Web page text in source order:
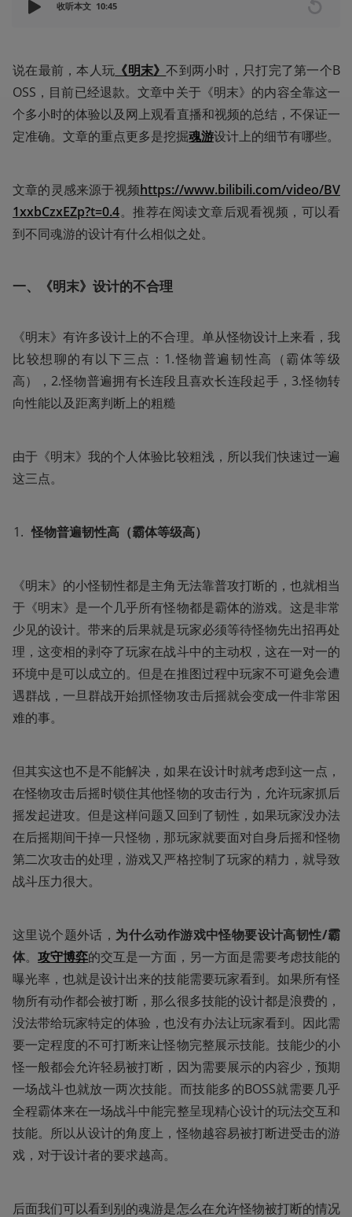
收听本文 10:45
说在最前，本人玩 《明末》不到两小时，只打完了第一个B
OSS，目前已经退款。文章中关于《明末》的内容全靠这一
个多小时的体验以及网上观看直播和视频的总结，不保证一
定准确。文章的重点更多是挖掘魂游设计上的细节有哪些。
文章的灵感来源于视频https://www.bilibili.com/video/BV
1xxbCzxEZp?t=0.4。推荐在阅读文章后观看视频，可以看
到不同魂游的设计有什么相似之处。
一、《明末》设计的不合理
《明末》有许多设计上的不合理。单从怪物设计上来看，我
比较想聊的有以下三点：1.怪物普遍韧性高（霸体等级
高），2.怪物普遍拥有长连段且喜欢长连段起手，3.怪物转
向性能以及距离判断上的粗糙
由于《明末》我的个人体验比较粗浅，所以我们快速过一遍
这三点。
怪物普遍韧性高（霸体等级高）
《明末》的小怪韧性都是主角无法靠普攻打断的，也就相当
于《明末》是一个几乎所有怪物都是霸体的游戏。这是非常
少见的设计。带来的后果就是玩家必须等待怪物先出招再处
理，这变相的剥夺了玩家在战斗中的主动权，这在一对一的
环境中是可以成立的。但是在推图过程中玩家不可避免会遭
遇群战，一旦群战开始抓怪物攻击后摇就会变成一件非常困
难的事。
但其实这也不是不能解决，如果在设计时就考虑到这一点，
在怪物攻击后摇时锁住其他怪物的攻击行为，允许玩家抓后
摇发起进攻。但是这样问题又回到了韧性，如果玩家没办法
在后摇期间干掉一只怪物，那玩家就要面对自身后摇和怪物
第二次攻击的处理，游戏又严格控制了玩家的精力，就导致
战斗压力很大。
这里说个题外话， 为什么动作游戏中怪物要设计高韧性/霸
体。攻守博弈的交互是一方面，另一方面是需要考虑技能的
曝光率，也就是设计出来的技能需要玩家看到。如果所有怪
物所有动作都会被打断，那么很多技能的设计都是浪费的，
没法带给玩家特定的体验，也没有办法让玩家看到。因此需
要一定程度的不可打断来让怪物完整展示技能。技能少的小
怪一般都会允许轻易被打断，因为需要展示的内容少，预期
一场战斗也就放一两次技能。而技能多的BOSS就需要几乎
全程霸体来在一场战斗中能完整呈现精心设计的玩法交互和
技能。所以从设计的角度上，怪物越容易被打断进受击的游
戏，对于设计者的要求越高。
后面我们可以看到别的魂游是怎么在允许怪物被打断的情况